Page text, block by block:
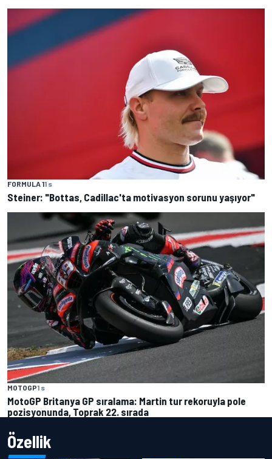
FORMULA 11 s
Steiner: "Bottas, Cadillac'ta motivasyon sorunu yaşıyor"
MOTOGP1 s
MotoGP Britanya GP sıralama: Martin tur rekoruyla pole
pozisyonunda, Toprak 22. sırada
Özellik